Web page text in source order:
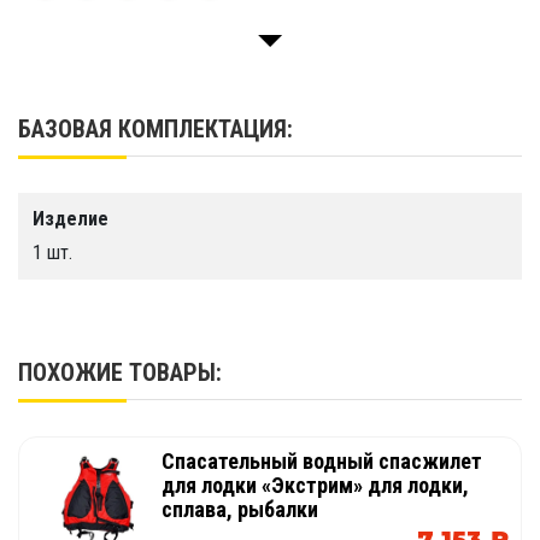
Компания «TimeTrial» предлагает купить
спасательный жилет по доступным ценам.
БАЗОВАЯ КОМПЛЕКТАЦИЯ:
Изделие
1 шт.
ПОХОЖИЕ ТОВАРЫ:
Cпасательный водный спасжилет
для лодки «Экстрим» для лодки,
сплава, рыбалки